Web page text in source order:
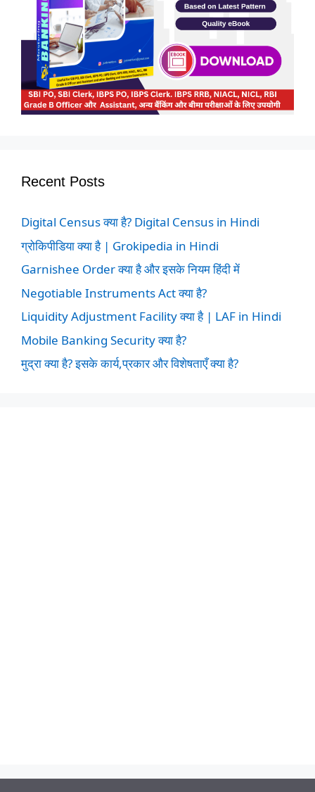
Recent Posts
Digital Census क्या है? Digital Census in Hindi
ग्रोकिपीडिया क्या है | Grokipedia in Hindi
Garnishee Order क्या है और इसके नियम हिंदी में
Negotiable Instruments Act क्या है?
Liquidity Adjustment Facility क्या है | LAF in Hindi
Mobile Banking Security क्या है?
मुद्रा क्या है? इसके कार्य,प्रकार और विशेषताएँ क्या है?